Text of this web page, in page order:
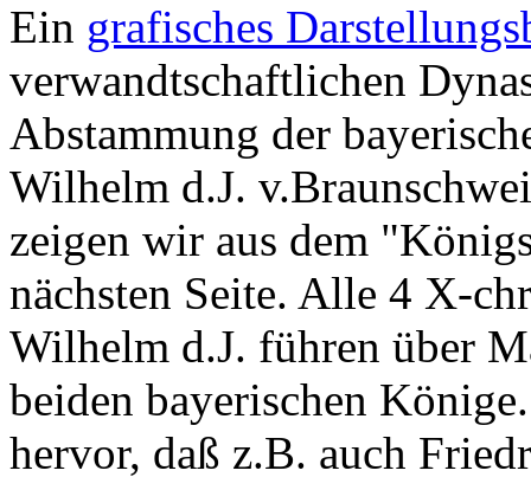
Ein grafisches
verwandtschaftlichen
Abstammung der
Wilhelm d.J.
zeigen wir aus dem
nächsten Seite. Alle 4 X-
Wilhelm d.J. führen über
beiden bayerischen
hervor, daß z.B. auch